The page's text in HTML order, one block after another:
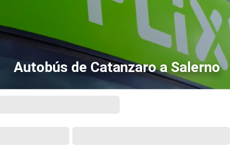
Autobús de Catanzaro a Salerno